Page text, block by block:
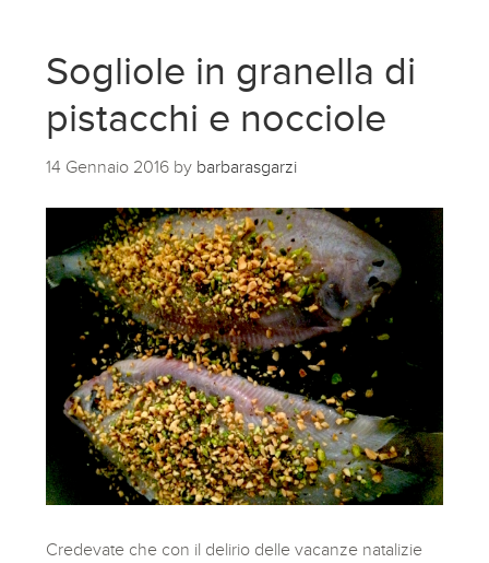
Sogliole in granella di
pistacchi e nocciole
14 Gennaio 2016 by barbarasgarzi
Credevate che con il delirio delle vacanze natalizie